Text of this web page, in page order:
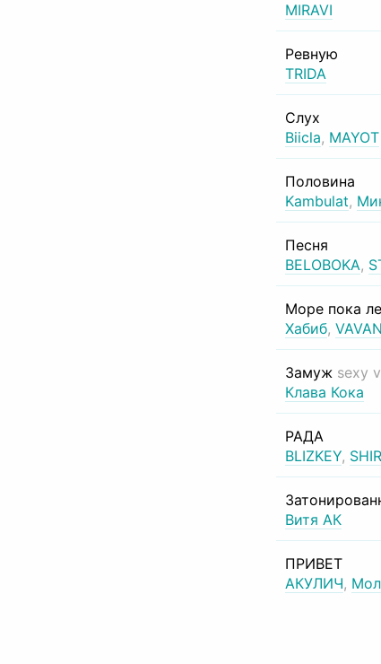
MIRAVI
Ревную
TRIDA
Слух
Biicla, MAYOT
Половина
Kambulat,
Песня
BELOBOKA,
Море пока
Хабиб, VAVAN
Замуж sexy
Клава Кока
РАДА
BLIZKEY,
Витя АК
ПРИВЕТ
АКУЛИЧ,